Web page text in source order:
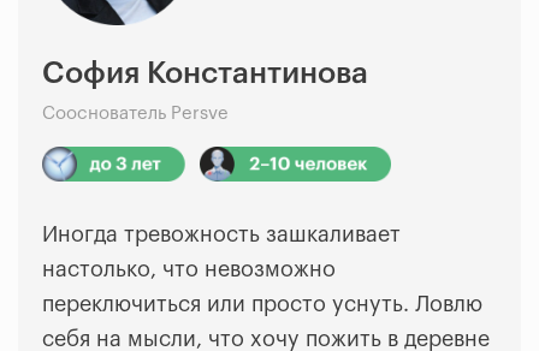
София Константинова
Сооснователь Persve
Иногда тревожность зашкаливает
настолько, что невозможно
переключиться или просто уснуть. Ловлю
себя на мысли, что хочу пожить в деревне